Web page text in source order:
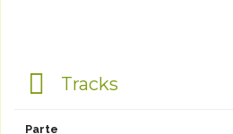
Tracks
Parte